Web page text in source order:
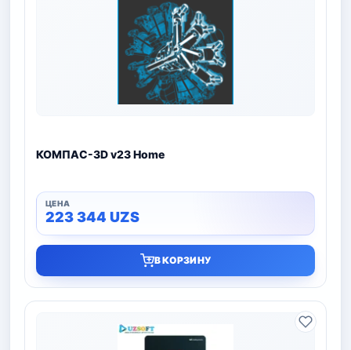
КОМПАС-3D v23 Home
223 344 UZS
В КОРЗИНУ